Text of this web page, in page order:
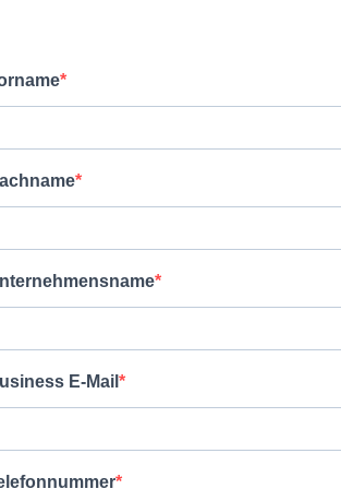
E-Mail